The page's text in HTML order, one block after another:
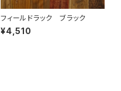
フィールドラック ブラック
¥4,510